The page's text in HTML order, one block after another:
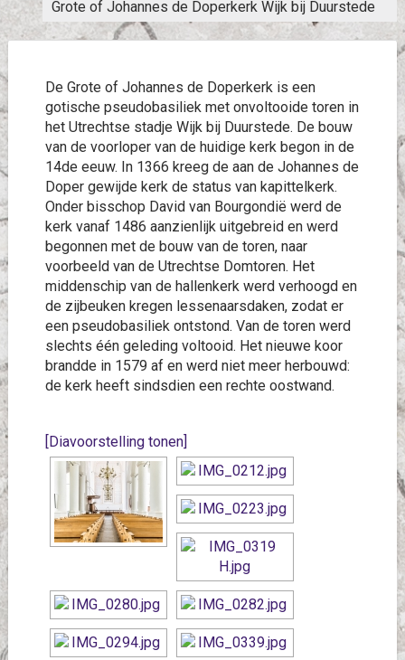
Grote of Johannes de Doperkerk Wijk bij Duurstede
De Grote of Johannes de Doperkerk is een
gotische pseudobasiliek met onvoltooide toren in
het Utrechtse stadje Wijk bij Duurstede. De bouw
van de voorloper van de huidige kerk begon in de
14de eeuw. In 1366 kreeg de aan de Johannes de
Doper gewijde kerk de status van kapittelkerk.
Onder bisschop David van Bourgondië werd de
kerk vanaf 1486 aanzienlijk uitgebreid en werd
begonnen met de bouw van de toren, naar
voorbeeld van de Utrechtse Domtoren. Het
middenschip van de hallenkerk werd verhoogd en
de zijbeuken kregen lessenaarsdaken, zodat er
een pseudobasiliek ontstond. Van de toren werd
slechts één geleding voltooid. Het nieuwe koor
brandde in 1579 af en werd niet meer herbouwd:
de kerk heeft sindsdien een rechte oostwand.
[Diavoorstelling tonen]